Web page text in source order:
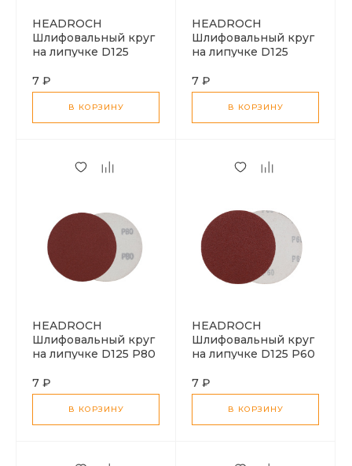
HEADROCH
Шлифовальный круг
на липучке D125
7 ₽
В КОРЗИНУ
HEADROCH
Шлифовальный круг
на липучке D125
7 ₽
В КОРЗИНУ
HEADROCH
Шлифовальный круг
на липучке D125 P80
7 ₽
В КОРЗИНУ
HEADROCH
Шлифовальный круг
на липучке D125 P60
7 ₽
В КОРЗИНУ